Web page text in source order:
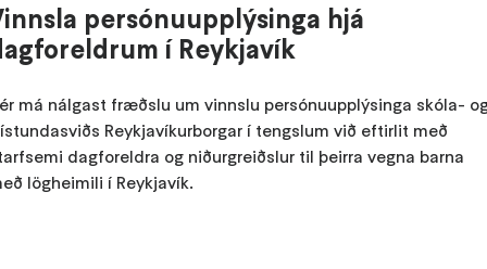
persónuupplýsinga hjá
í Reykjavík
má nálgast fræðslu um vinnslu persónuupplýsinga skóla-
Reykjavíkurborgar í tengslum við eftirlit með
dagforeldra og niðurgreiðslur til þeirra vegna barna
lögheimili í Reykjavík.